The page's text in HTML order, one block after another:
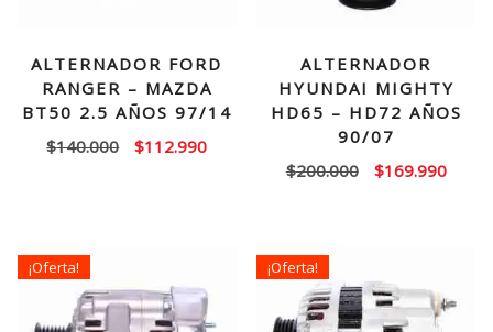
ALTERNADOR FORD
RANGER – MAZDA
BT50 2.5 AÑOS 97/14
$140.000
El
$112.990El
$112.990.
ALTERNADOR
HYUNDAI MIGHTY
HD65 – HD72 AÑOS
90/07
$200.000
El
$169.990El
¡Oferta! ¡Oferta!